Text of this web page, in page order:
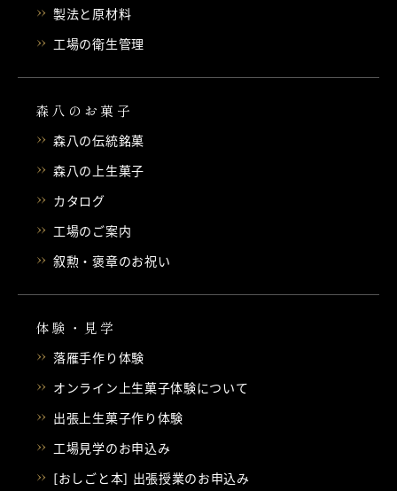
製法と原材料
工場の衛生管理
森八のお菓子
森八の伝統銘菓
森八の上生菓子
カタログ
工場のご案内
叙勲・褒章のお祝い
体験・見学
落雁手作り体験
オンライン上生菓子体験について
出張上生菓子作り体験
工場見学のお申込み
[おしごと本] 出張授業のお申込み